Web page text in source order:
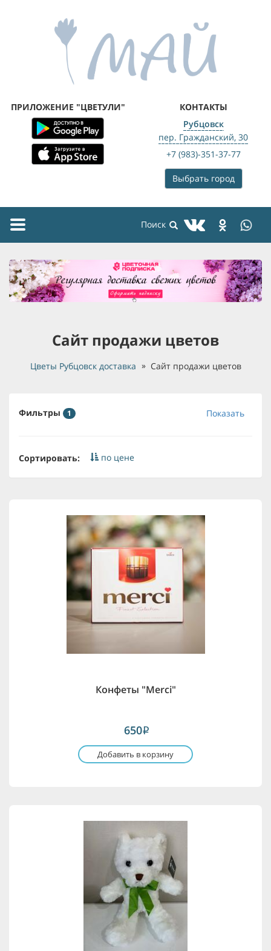
ПРИЛОЖЕНИЕ "ЦВЕТУЛИ"
КОНТАКТЫ
Рубцовск
пер. Гражданский, 30
+7 (983)-351-37-77
Выбрать город
Toggle
Сайт продажи цветов
Цветы Рубцовск доставка Сайт продажи цветов
Фильтры 1 Показать
Сортировать: по цене
Конфеты "Merci"
650i
Добавить в корзину